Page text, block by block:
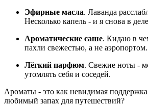
Эфирные масла. Лаванда
Несколько капель - и я снова в
Ароматические саше. Кидаю в
пахли свежестью, а не аэропортом.
Лёгкий парфюм. Свежие ноты -
утомлять себя и соседей.
Ароматы - это как невидимая
любимый запах для путешествий?